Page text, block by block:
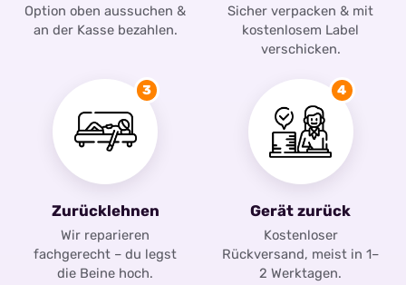
Option oben aussuchen &
an der Kasse bezahlen.
Sicher verpacken & mit
kostenlosem Label
verschicken.
3
Zurücklehnen
Wir reparieren
fachgerecht – du legst
die Beine hoch.
4
Gerät zurück
Kostenloser
Rückversand, meist in 1–
2 Werktagen.